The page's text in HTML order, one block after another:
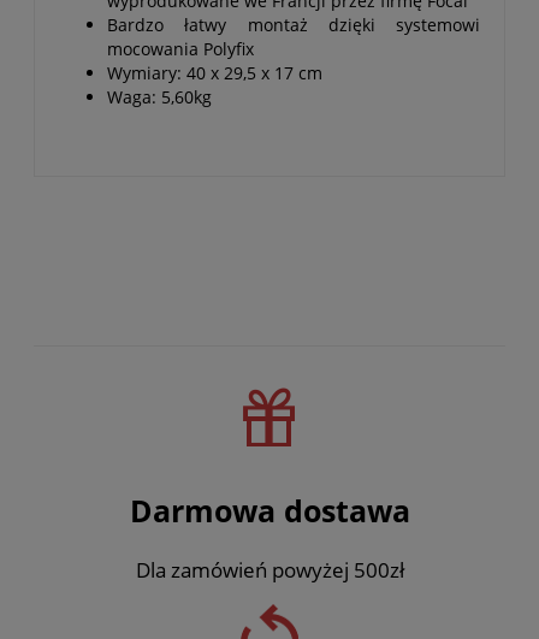
Bardzo łatwy montaż dzięki systemowi
mocowania Polyfix
Wymiary: 40 x 29,5 x 17 cm
Waga: 5,60kg
Darmowa dostawa
Dla zamówień powyżej 500zł